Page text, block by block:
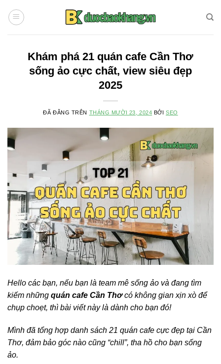
đến
Khám phá 21 quán cafe Cần Thơ
sống ảo cực chất, view siêu đẹp
2025
ĐÃ ĐĂNG TRÊN THÁNG MƯỜI 23, 2024 BỞISEO
Hello các bạn, nếu bạn là team mê sống ảo và đang tìm
kiếm những quán cafe Cần Thơcó không gian xịn xò để
chụp choẹt, thì bài viết này là dành cho bạn đó!
Mình đã tổng hợp danh sách 21 quán cafe cực đẹp tại Cần
Thơ, đảm bảo góc nào cũng “chill”, tha hồ cho bạn sống
ảo.